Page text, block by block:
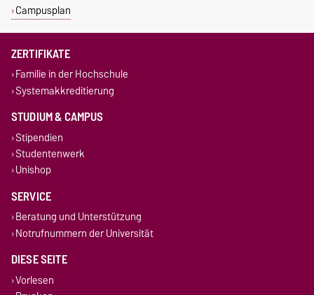
Campusplan
ZERTIFIKATE
Familie in der Hochschule
Systemakkreditierung
STUDIUM & CAMPUS
Stipendien
Studentenwerk
Unishop
SERVICE
Beratung und Unterstützung
Notrufnummern der Universität
DIESE SEITE
Vorlesen